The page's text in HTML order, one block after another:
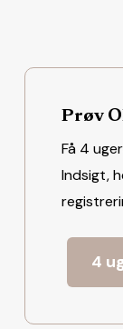
Prøv
Få 4
Indsigt,
4